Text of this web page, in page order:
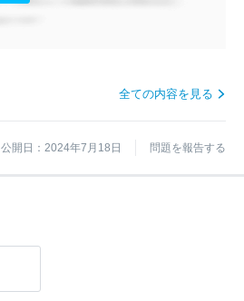
全ての内容を見る
公開日：2024年7月18日 問題を報告する